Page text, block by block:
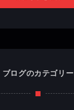
ブログのカテゴリー